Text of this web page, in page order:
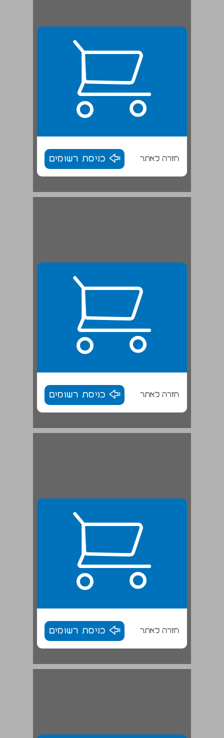
חזרה לאתר כניסת רשומים
חזרה לאתר כניסת רשומים
גולן וחרמון ... 17
חזרה לאתר כניסת רשומים